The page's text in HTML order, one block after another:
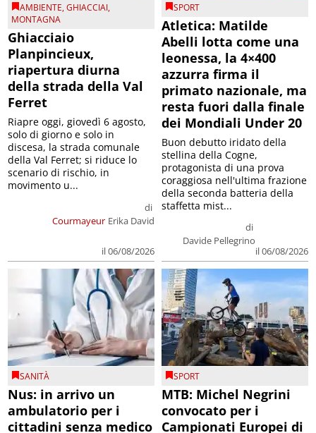
AMBIENTE,GHIACCIAI,
MONTAGNA
Ghiacciaio
Planpincieux,
riapertura diurna
della strada della Val
Ferret
Courmayeur
di
Erika David
il 06/08/2026
Riapre oggi, giovedì 6 agosto,
solo di giorno e solo in
discesa, la strada comunale
della Val Ferret; si riduce lo
scenario di rischio, in
movimento u...
SPORT
Atletica: Matilde
Abelli lotta come una
leonessa, la 4×400
azzurra firma il
primato nazionale, ma
resta fuori dalla finale
dei Mondiali Under 20
di
Davide Pellegrino
il 06/08/2026
Buon debutto iridato della
stellina della Cogne,
protagonista di una prova
coraggiosa nell'ultima frazione
della seconda batteria della
staffetta mist...
SANITÀ
Nus: in arrivo un
ambulatorio per i
cittadini senza medico
SPORT
MTB: Michel Negrini
convocato per i
Campionati Europei di